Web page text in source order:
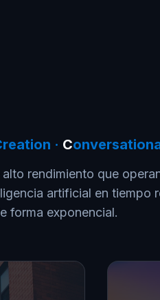
· C
rendimiento que
artificial en tiempo
forma exponencial.